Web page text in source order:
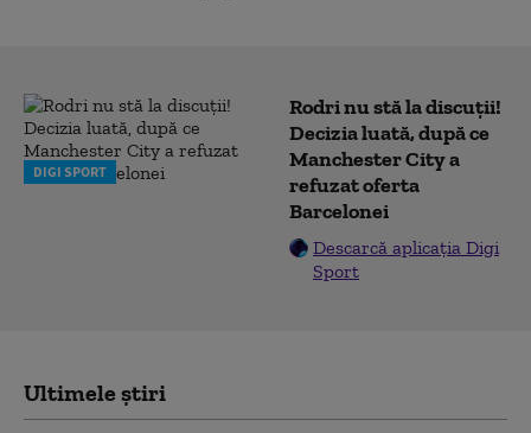
DIGI SPORT
Rodri nu stă la discuții!
Decizia luată, după ce
Manchester City a
refuzat oferta
Barcelonei
Descarcă aplicația Digi
Sport
Ultimele știri